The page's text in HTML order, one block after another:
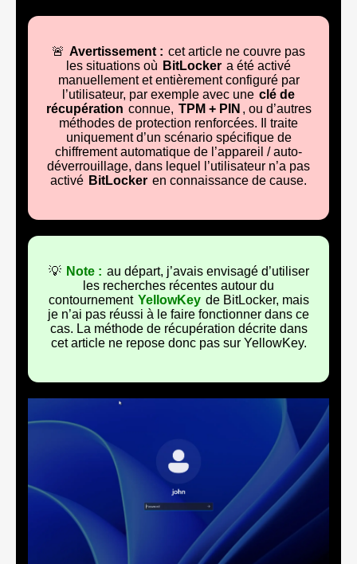
🚨 Avertissement : cet article ne couvre pas
les situations où BitLocker a été activé
manuellement et entièrement configuré par
l’utilisateur, par exemple avec une clé de
récupération connue, TPM + PIN , ou d’autres
méthodes de protection renforcées. Il traite
uniquement d’un scénario spécifique de
chiffrement automatique de l’appareil / auto-
déverrouillage, dans lequel l’utilisateur n’a pas
activé BitLocker en connaissance de cause.
💡 Note : au départ, j’avais envisagé d’utiliser
les recherches récentes autour du
contournement YellowKey de BitLocker, mais
je n’ai pas réussi à le faire fonctionner dans ce
cas. La méthode de récupération décrite dans
cet article ne repose donc pas sur YellowKey.